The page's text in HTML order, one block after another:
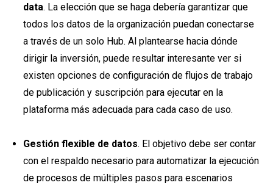
data. La elección que se haga debería garantizar que
todos los datos de la organización puedan conectarse
a través de un solo Hub. Al plantearse hacia dónde
dirigir la inversión, puede resultar interesante ver si
existen opciones de configuración de flujos de trabajo
de publicación y suscripción para ejecutar en la
plataforma más adecuada para cada caso de uso.
Gestión flexible de datos. El objetivo debe ser contar
con el respaldo necesario para automatizar la ejecución
de procesos de múltiples pasos para escenarios